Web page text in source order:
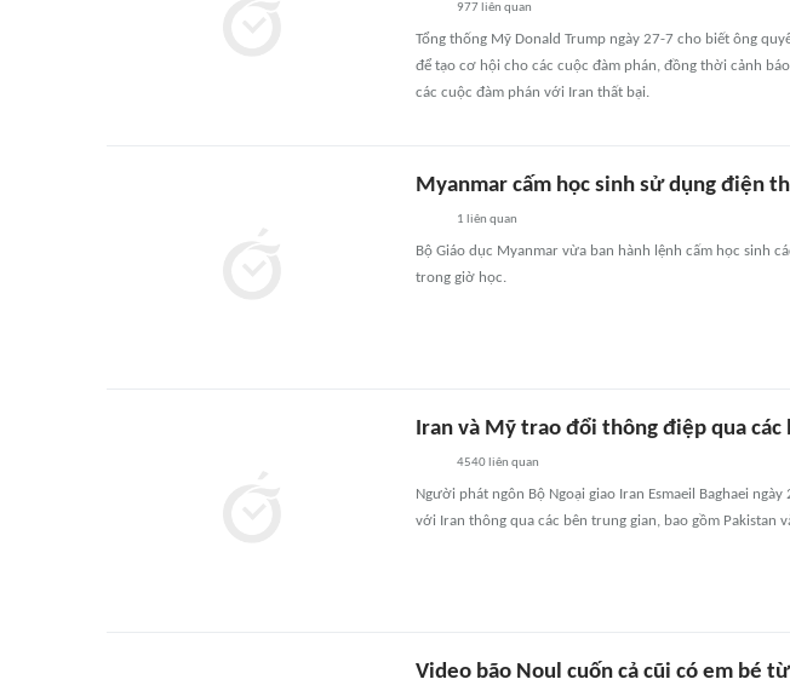
977liên quan
Tổng thống Mỹ Donald Trump ngày 27-7 cho biết ông
để tạo cơ hội cho các cuộc đàm phán, đồng thời cảnh
các cuộc đàm phán với Iran thất bại.
Myanmar cấm học sinh sử dụng điện
1 liên quan
Bộ Giáo dục Myanmar vừa ban hành lệnh cấm học sinh
trong giờ học.
Iran và Mỹ trao đổi thông điệp qua các
4540liên quan
Người phát ngôn Bộ Ngoại giao Iran Esmaeil Baghaei
với Iran thông qua các bên trung gian, bao gồm Pakistan
Video bão Noul cuốn cả cũi có em bé